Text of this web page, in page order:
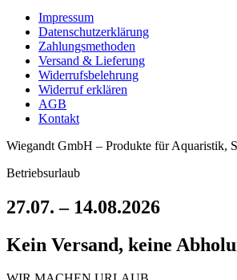
Impressum
Datenschutzerklärung
Zahlungsmethoden
Versand & Lieferung
Widerrufsbelehrung
Widerruf erklären
AGB
Kontakt
Wiegandt GmbH – Produkte für Aquaristik,
Betriebsurlaub
27.07. – 14.08.2026
Kein Versand, keine